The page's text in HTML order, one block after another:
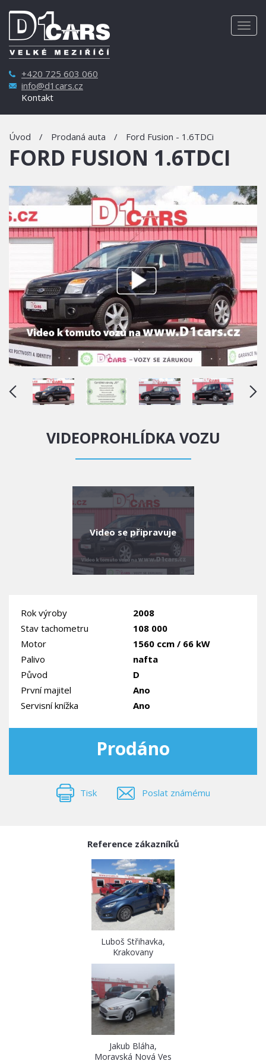
+420 725 603 060
info@d1cars.cz
Kontakt
Úvod / Prodaná auta / Ford Fusion - 1.6TDCi
FORD FUSION 1.6TDCI
VIDEOPROHLÍDKA VOZU
Video se připravuje
Rok výroby
2008
Stav tachometru
108 000
Motor
1560 ccm / 66 kW
Palivo
nafta
Původ
D
První majitel
Ano
Servisní knížka
Ano
Prodáno
Tisk Poslat známému
Reference zákazníků
Luboš Střihavka,
Krakovany
Jakub Bláha,
Moravská Nová Ves